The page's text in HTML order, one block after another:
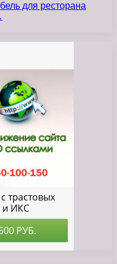
для ресторана